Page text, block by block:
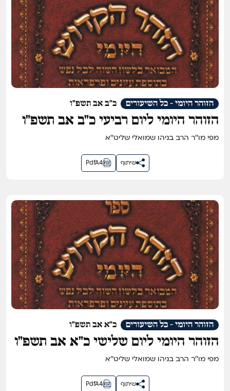
כ"ב אב תשפ"ו הזוהר היומי - כל השיעורים
הזוהר היומי ליום רביעי כ״ב אב תשפ״ו
מפי מו''ר הרב בניהו שמואלי שליט''א
PdfA4 שיתוף
כ"א אב תשפ"ו הזוהר היומי - כל השיעורים
הזוהר היומי ליום שלישי כ״א אב תשפ״ו
מפי מו''ר הרב בניהו שמואלי שליט''א
PdfA4 שיתוף